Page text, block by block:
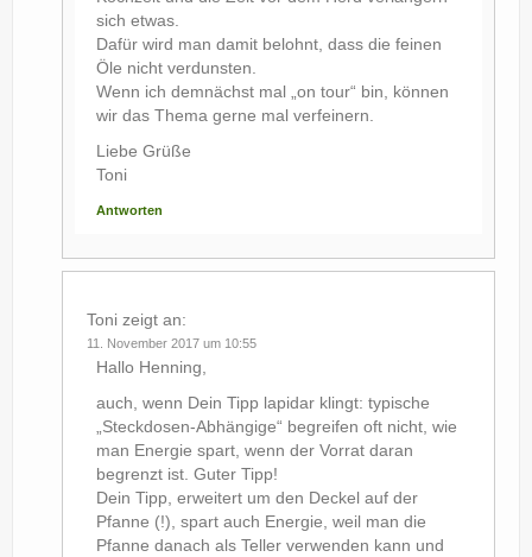
sich etwas.
Dafür wird man damit belohnt, dass die feinen
Öle nicht verdunsten.
Wenn ich demnächst mal „on tour“ bin, können
wir das Thema gerne mal verfeinern.
Liebe Grüße
Toni
Antworten
Toni zeigt an:
11. November 2017 um 10:55
Hallo Henning,
auch, wenn Dein Tipp lapidar klingt: typische
„Steckdosen-Abhängige“ begreifen oft nicht, wie
man Energie spart, wenn der Vorrat daran
begrenzt ist. Guter Tipp!
Dein Tipp, erweitert um den Deckel auf der
Pfanne (!), spart auch Energie, weil man die
Pfanne danach als Teller verwenden kann und